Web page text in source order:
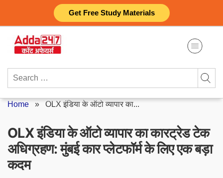
Get Free Study Materials
content
Search
Home » OLX इंडिया के ऑटो व्यापार का...
OLX इंडिया के ऑटो व्यापार का कारट्रेड टेक
अधिग्रहण: मुंबई कार प्लेटफॉर्म के लिए एक बड़ा
कदम